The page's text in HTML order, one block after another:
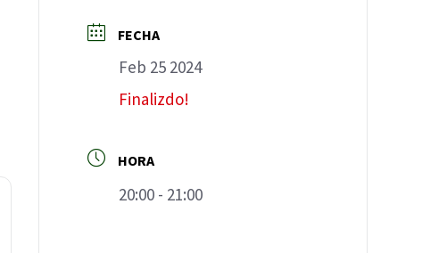
FECHA
Feb 25 2024
Finalizdo!
HORA
20:00 - 21:00